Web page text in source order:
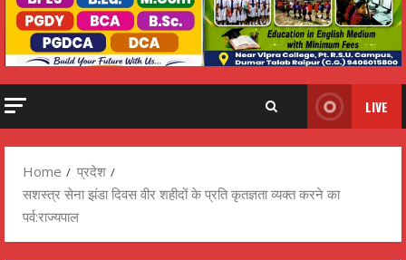
LIVE
Home
प्रदेश
सशस्त्र सेना झंडा दिवस वीर शहीदों के प्रति कृतज्ञता व्यक्त करने का
पर्व:राज्यपाल